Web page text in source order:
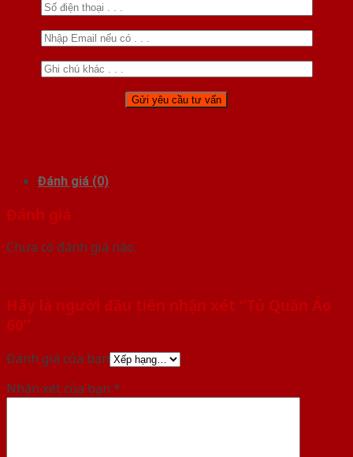
Đánh giá (0)
Đánh giá
Chưa có đánh giá nào.
Hãy là người đầu tiên nhận xét “Tủ Quần Áo
60”
Đánh giá của bạn
Nhận xét của bạn *